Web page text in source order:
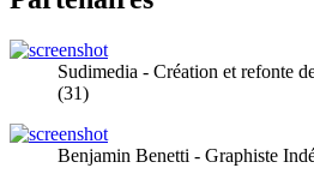
Sudimedia - Création et refonte
(31)
Benjamin Benetti - Graphiste